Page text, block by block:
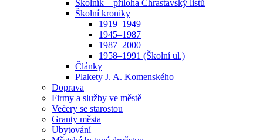
Školník – příloha Chrastavský listů
Školní kroniky
1919–1949
1945–1987
1987–2000
1958–1991 (Školní ul.)
Články
Plakety J. A. Komenského
Doprava
Firmy a služby ve městě
Večery se starostou
Granty města
Ubytování